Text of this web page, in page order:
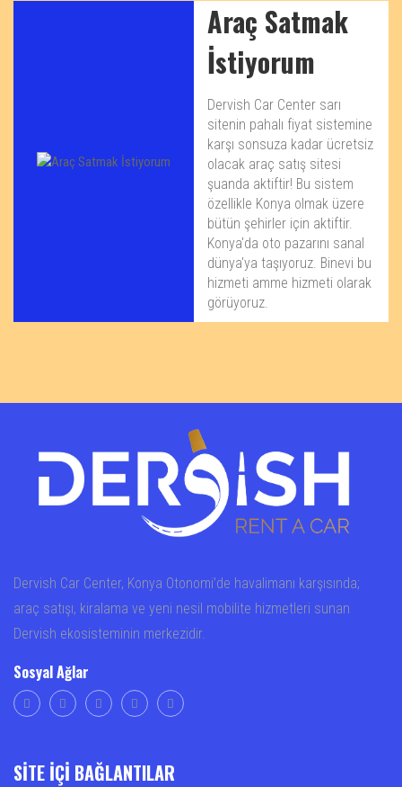
Araç Satmak
İstiyorum
Dervish Car Center sarı
sitenin pahalı fiyat sistemine
karşı sonsuza kadar ücretsiz
olacak araç satış sitesi
şuanda aktiftir! Bu sistem
özellikle Konya olmak üzere
bütün şehirler için aktiftir.
Konya'da oto pazarını sanal
dünya'ya taşıyoruz. Binevi bu
hizmeti amme hizmeti olarak
görüyoruz.
Dervish Car Center, Konya Otonomi’de havalimanı karşısında;
araç satışı, kiralama ve yeni nesil mobilite hizmetleri sunan
Dervish ekosisteminin merkezidir.
Sosyal Ağlar
SİTE İÇİ BAĞLANTILAR